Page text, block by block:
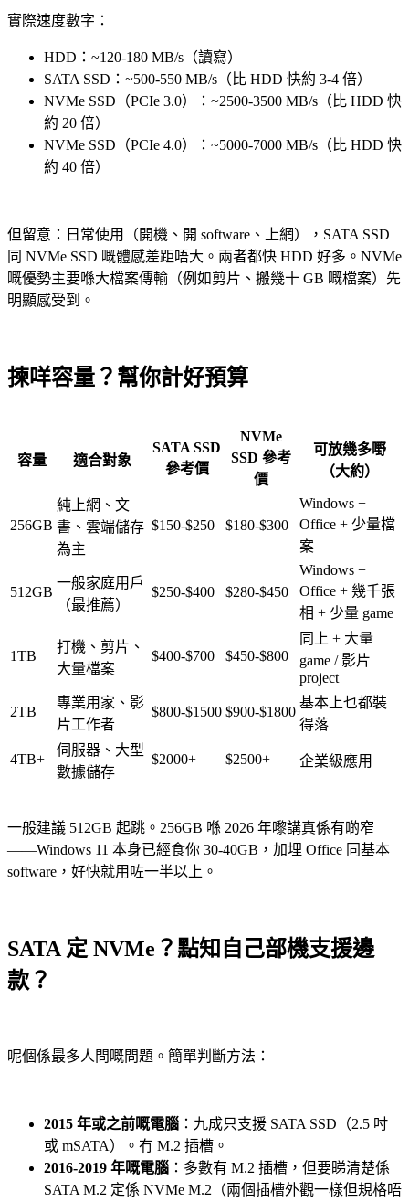
實際速度數字：
HDD：~120-180 MB/s（讀寫）
SATA SSD：~500-550 MB/s（比 HDD 快約 3-4 倍）
NVMe SSD（PCIe 3.0）：~2500-3500 MB/s（比 HDD 快
約 20 倍）
NVMe SSD（PCIe 4.0）：~5000-7000 MB/s（比 HDD 快
約 40 倍）
但留意：日常使用（開機、開 software、上網），SATA SSD
同 NVMe SSD 嘅體感差距唔大。兩者都快 HDD 好多。NVMe
嘅優勢主要喺大檔案傳輸（例如剪片、搬幾十 GB 嘅檔案）先
明顯感受到。
揀咩容量？幫你計好預算
容量 適合對象
SATA SSD
參考價
NVMe
SSD 參考
價
可放幾多嘢
（大約）
256GB
純上網、文
書、雲端儲存
為主
$150-$250 $180-$300
Windows +
Office + 少量檔
案
512GB
一般家庭用戶
（最推薦）
$250-$400 $280-$450
Windows +
Office + 幾千張
相 + 少量 game
1TB
打機、剪片、
大量檔案
$400-$700 $450-$800
同上 + 大量
game / 影片
project
2TB
專業用家、影
片工作者
$800-$1500 $900-$1800
基本上乜都裝
得落
4TB+
伺服器、大型
數據儲存
$2000+ $2500+ 企業級應用
一般建議 512GB 起跳。256GB 喺 2026 年嚟講真係有啲窄
——Windows 11 本身已經食你 30-40GB，加埋 Office 同基本
software，好快就用咗一半以上。
SATA 定 NVMe？點知自己部機支援邊
款？
呢個係最多人問嘅問題。簡單判斷方法：
2015 年或之前嘅電腦 ：九成只支援 SATA SSD（2.5 吋
或 mSATA）。冇 M.2 插槽。
2016-2019 年嘅電腦 ：多數有 M.2 插槽，但要睇清楚係
SATA M.2 定係 NVMe M.2（兩個插槽外觀一樣但規格唔